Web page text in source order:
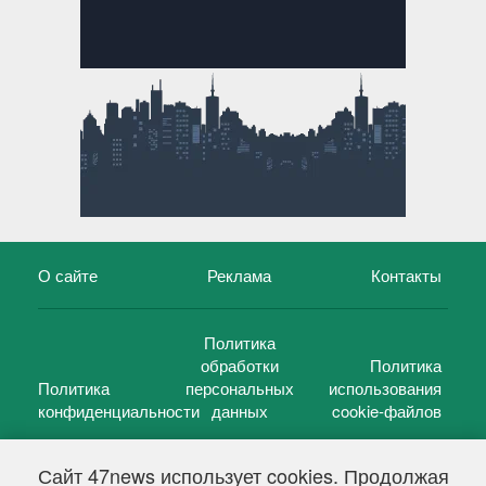
Сайт 47news использует cookies. Продолжая
О сайте Реклама Контакты
Политика
конфиденциальности
Политика
обработки
персональных
данных
Политика
использования
cookie-файлов